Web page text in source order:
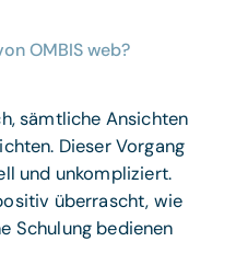
OMBIS web?
sämtliche Ansichten
Dieser Vorgang
und unkompliziert.
überrascht, wie
Schulung bedienen